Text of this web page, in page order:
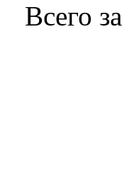
Всего